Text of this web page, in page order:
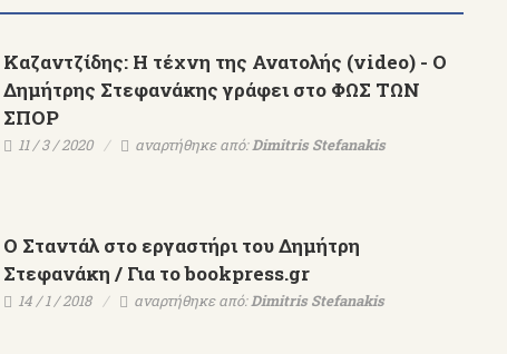
Καζαντζίδης: Η τέχνη της Ανατολής (video) - Ο
Δημήτρης Στεφανάκης γράφει στο ΦΩΣ ΤΩΝ
ΣΠΟΡ
11 / 3 / 2020 αναρτήθηκε από:Dimitris Stefanakis
Ο Σταντάλ στο εργαστήρι του Δημήτρη
Στεφανάκη / Για το bookpress.gr
14 / 1 / 2018 αναρτήθηκε από:Dimitris Stefanakis
Εκδ.ΨΥΧΟΓΙΟΣ-Μέρες
Αλεξάνδρειας-Δημήτρης
【AllenTalk】Dimitris